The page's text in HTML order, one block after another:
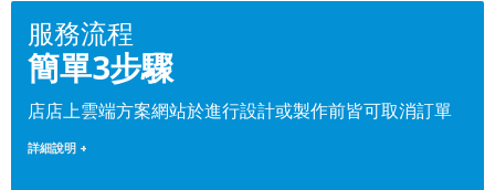
服務流程
簡單3步驟
店店上雲端方案網站於進行設計或製作前皆可取消訂單
詳細說明 +